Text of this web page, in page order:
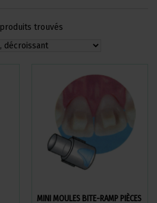
produits trouvés
MINI MOULES BITE-RAMP PIÈCES